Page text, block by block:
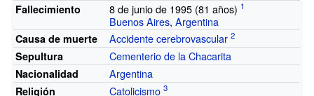
Fallecimiento 8 de junio de 1995 (81 años)
Buenos Aires,Argentina
Causa de muerte Accidente cerebrovascular
Sepultura Cementerio de la Chacarita
Nacionalidad Argentina
Religión Catolicismo